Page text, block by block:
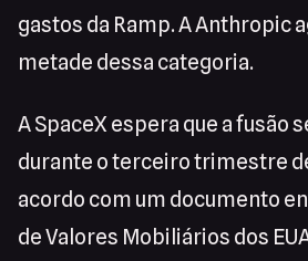
gastos da Ramp. A Anthropic
metade dessa categoria.
A SpaceX espera que a fusão
durante o terceiro trimestre
acordo com um documento
de Valores Mobiliários dos